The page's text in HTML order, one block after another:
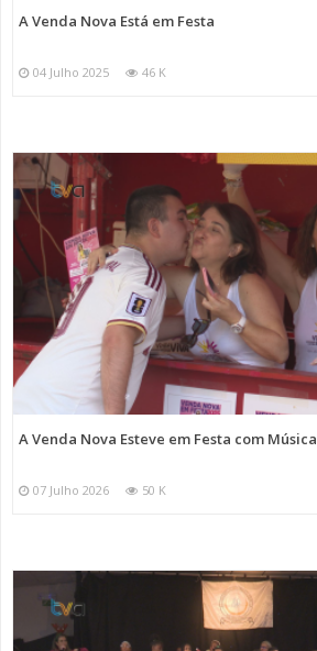
A Venda Nova Está em Festa
04 Julho 2025 46 K
A Venda Nova Esteve em Festa com
07 Julho 2026 50 K